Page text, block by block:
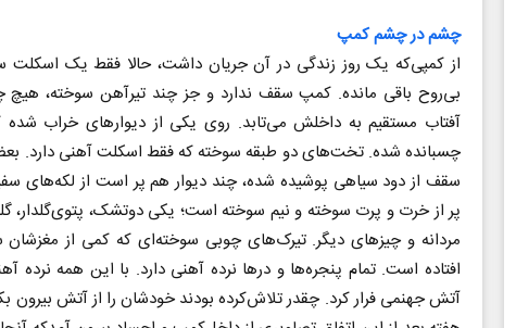
چشم در چشم‌ کمپ
از کمپی‌که یک روز زندگی در آن جریان داشت، حالا فقط یک
بی‌روح باقی مانده. کمپ سقف ندارد و جز چند تیرآهن سوخته، هیچ
آفتاب مستقیم به داخلش می‌تابد. روی یکی از دیوارهای خراب
چسبانده شده. تخت‌های دو طبقه سوخته که فقط اسکلت آهنی دارد.
سقف از دود سیاهی پوشیده شده، چند دیوار هم پر است از لکه‌های
پر از خرت و پرت سوخته و نیم سوخته است؛ یکی دو‌تشک، پتوی‌گلدار،
مردانه و چیزهای دیگر. تیرک‌های چوبی سوخته‌ای ‌‌که کمی از مغزشان
افتاده است. تمام پنجره‌ها و درها نرده آهنی دارد. با این همه نرده
آتش جهنمی فرار کرد. چقدر تلاش‌کرده بودند خودشان را از آتش
غروب خورشید نبوت، طلوع تمدن